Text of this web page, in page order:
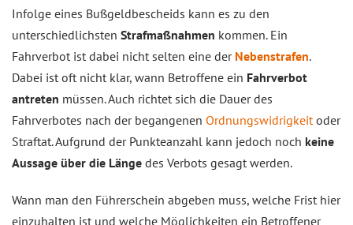
Infolge eines Bußgeldbescheids kann es zu den
unterschiedlichsten Strafmaßnahmen kommen. Ein
Fahrverbot ist dabei nicht selten eine der Nebenstrafen.
Dabei ist oft nicht klar, wann Betroffene ein Fahrverbot
antreten müssen. Auch richtet sich die Dauer des
Fahrverbotes nach der begangenen Ordnungswidrigkeitoder
Straftat. Aufgrund der Punkteanzahl kann jedoch noch keine
Aussage über die Länge des Verbots gesagt werden.
Wann man den Führerschein abgeben muss, welche Frist hier
einzuhalten ist und welche Möglichkeiten ein Betroffener